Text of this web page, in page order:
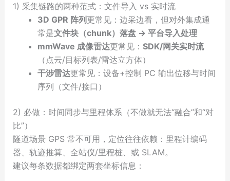
1) 采集链路的两种范式：文件导入 vs 实时流
3D GPR 阵列更常见：边采边看，但对外集成通
常是文件块（chunk）落盘 → 平台导入处理
mmWave 成像雷达更常见： SDK/网关实时流
（点云/目标列表/雷达立方体）
干涉雷达更常见：设备+控制 PC 输出位移与时间
序列（文件/接口）
2) 必做：时间同步与里程体系（不做就无法“融合”和“对
比”）
隧道场景 GPS 常不可用，定位往往依赖：里程计编码
器、轨迹推算、全站仪/里程桩、或 SLAM。
建议每条数据都绑定两套坐标信息：